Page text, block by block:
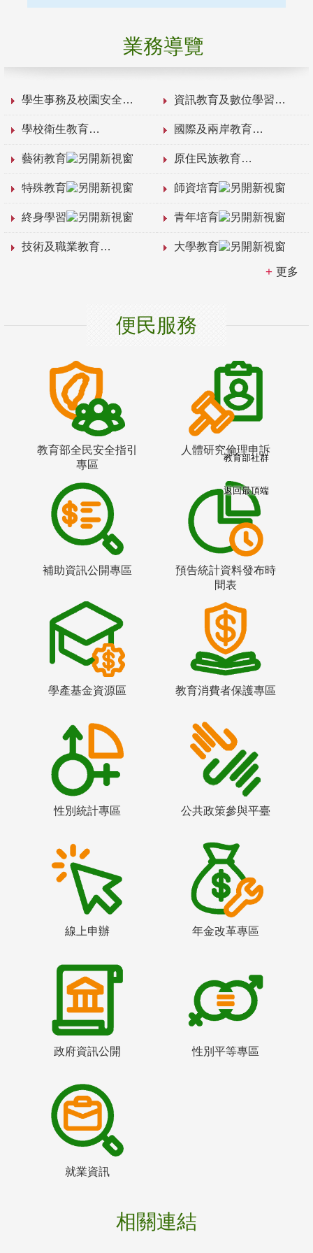
業務導覽
學生事務及校園安全 資訊教育及數位學習
學校衛生教育 國際及兩岸教育
藝術教育 原住民族教育
特殊教育 師資培育
終身學習 青年培育
技術及職業教育 大學教育
更多
便民服務
教育部全民安全指引
專區
人體研究倫理申訴
補助資訊公開專區
預告統計資料發布時
間表
學產基金資源區 教育消費者保護專區
性別統計專區 公共政策參與平臺
線上申辦 年金改革專區
政府資訊公開 性別平等專區
就業資訊
相關連結
教育部社群
返回最頂端